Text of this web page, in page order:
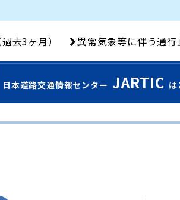
去3ヶ月） 異常気象等に伴う通
日本道路交通情報センター JARTIC は